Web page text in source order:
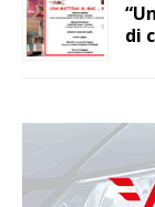
di